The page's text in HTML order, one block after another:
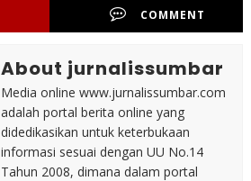
COMMENT
About jurnalissumbar
Media online www.jurnalissumbar.com
adalah portal berita online yang
didedikasikan untuk keterbukaan
informasi sesuai dengan UU No.14
Tahun 2008, dimana dalam portal